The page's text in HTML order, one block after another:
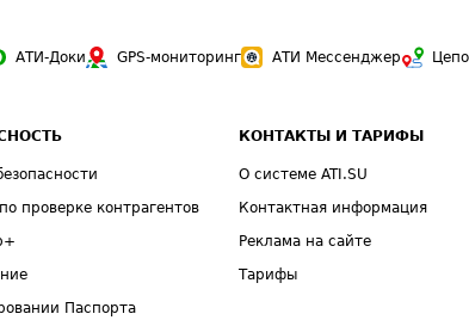
АТИ-Доки GPS-мониторинг АТИ Мессенджер
проверке контрагентов
Паспорта
КОНТАКТЫ И ТАРИФЫ
О системе ATI.SU
Контактная информация
Реклама на сайте
Тарифы